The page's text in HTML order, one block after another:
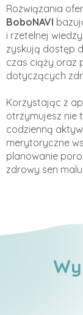
Rozwiązania
BoboNAVI
i rzetelnej
zyskują dostęp
czas ciąży oraz
dotyczących
Korzystając z
otrzymujesz nie
codzienną
merytoryczne
planowanie
zdrowy sen